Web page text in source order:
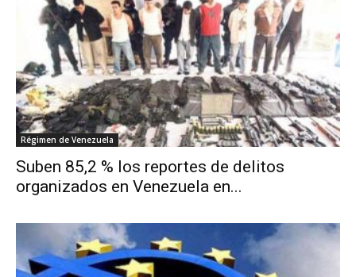
Régimen de Venezuela
Suben 85,2 % los reportes de delitos
organizados en Venezuela en...